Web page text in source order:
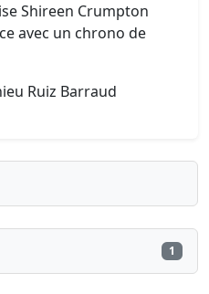
Shireen Crumpton
avec un chrono de
Ruiz Barraud
1